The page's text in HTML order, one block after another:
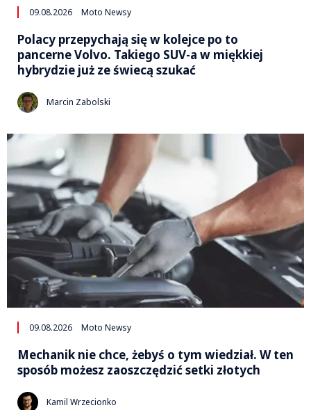
09.08.2026 Moto Newsy
Polacy przepychają się w kolejce po to
pancerne Volvo. Takiego SUV-a w miękkiej
hybrydzie już ze świecą szukać
Marcin Zabolski
09.08.2026 Moto Newsy
Mechanik nie chce, żebyś o tym wiedział. W ten
sposób możesz zaoszczędzić setki złotych
Kamil Wrzecionko